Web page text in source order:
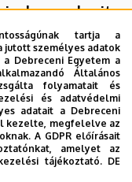
complexity
of Bath,
közelmúltbeli
egy része még
helyszínen csak
tartja a
személyes adatok
Debreceni Egyetem a
Általános
folyamatait és
és adatvédelmi
adatait a Debreceni
kezelte, megfelelve az
A GDPR előírásait
amelyet az
tájékoztató. DE